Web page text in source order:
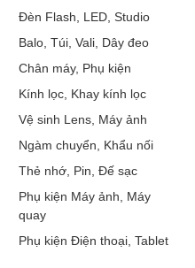
Đèn Flash, LED, Studio
Balo, Túi, Vali, Dây đeo
Chân máy, Phụ kiện
Kính lọc, Khay kính lọc
Vệ sinh Lens, Máy ảnh
Ngàm chuyển, Khẩu nối
Thẻ nhớ, Pin, Đế sạc
Phụ kiện Máy ảnh, Máy
quay
Phụ kiện Điện thoại, Tablet